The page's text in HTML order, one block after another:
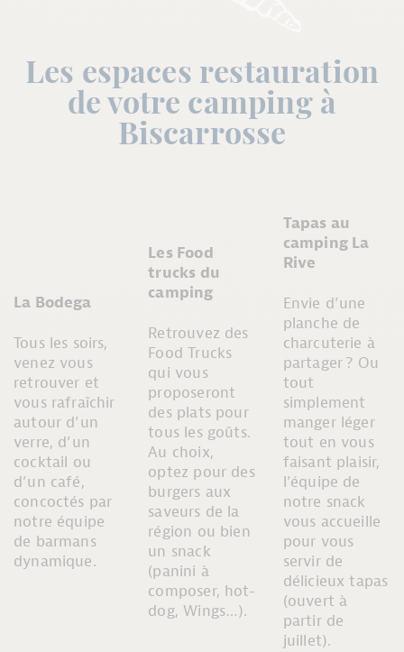
Les espaces restauration
de votre camping à
Biscarrosse
La Bodega
Tous les soirs,
venez vous
retrouver et
vous rafraîchir
autour d’un
verre, d’un
cocktail ou
d’un café,
concoctés par
notre équipe
de barmans
dynamique.
Les Food
trucks du
camping
Retrouvez des
Food Trucks
qui vous
proposeront
des plats pour
tous les goûts.
Au choix,
optez pour des
burgers aux
saveurs de la
région ou bien
un snack
(panini à
composer, hot-
dog, Wings…).
Tapas au
camping La
Rive
Envie d’une
planche de
charcuterie à
partager ? Ou
tout
simplement
manger léger
tout en vous
faisant plaisir,
l’équipe de
notre snack
vous accueille
pour vous
servir de
délicieux tapas
(ouvert à
partir de
juillet).